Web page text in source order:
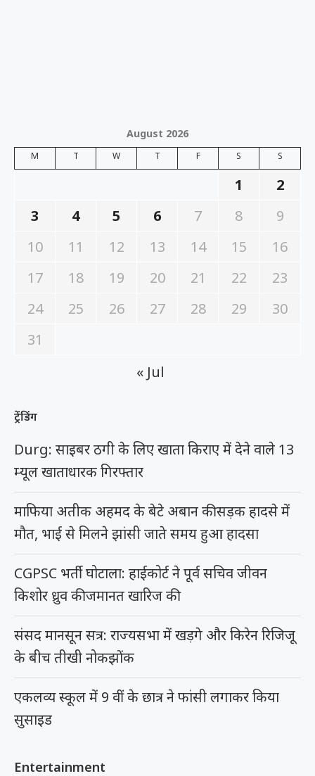
August 2026
M T W T F S S
1
2
3
4 5 6 7 8
9
10
11 12 13 14 15
16
17
18 19 20 21 22
23
24
25 26 27 28 29
30
31
« Jul
ट्रेंडिंग
Durg: साइबर ठगी के लिए खाता किराए में देने वाले 13
म्यूल खाताधारक गिरफ्तार
माफिया अतीक अहमद के बेटे अबान की सड़क हादसे में
मौत, भाई से मिलने झांसी जाते समय हुआ हादसा
CGPSC भर्ती घोटाला: हाईकोर्ट ने पूर्व सचिव जीवन
किशोर ध्रुव की जमानत खारिज की
संसद मानसून सत्र: राज्यसभा में खड़गे और किरेन रिजिजू
के बीच तीखी नोकझोंक
एकलव्य स्कूल में 9 वीं के छात्र ने फांसी लगाकर किया
सुसाइड
Entertainment